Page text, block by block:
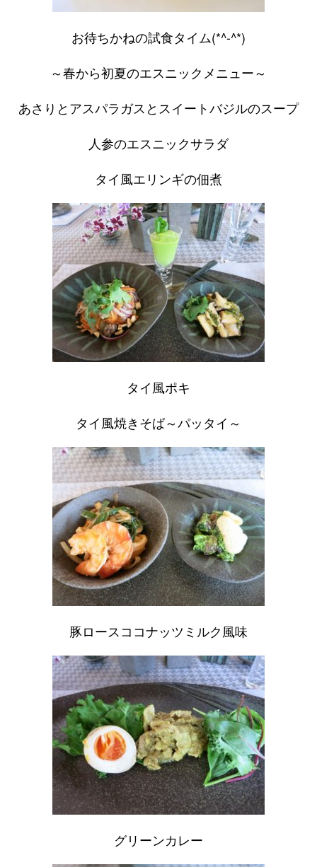
お待ちかねの試食タイム(*^-^*)
～春から初夏のエスニックメニュー～
あさりとアスパラガスとスイートバジルのスープ
人参のエスニックサラダ
タイ風エリンギの佃煮
タイ風ポキ
タイ風焼きそば～パッタイ～
豚ロースココナッツミルク風味
グリーンカレー